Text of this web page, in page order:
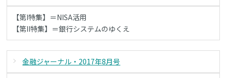
【第I特集】＝NISA活用
【第II特集】＝銀行システムのゆくえ
金融ジャーナル・2017年8月号